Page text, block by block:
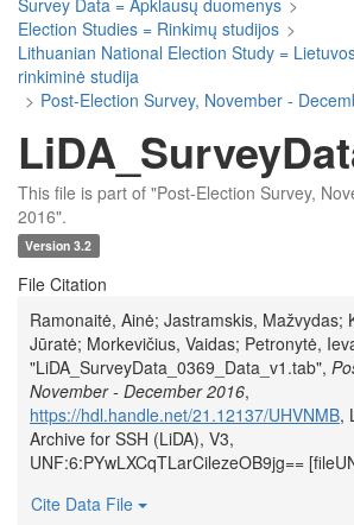
Survey Data = Apklausų duomenys >
Election Studies = Rinkimų studijos >
Lithuanian National Election Study =
rinkiminė studija
> Post-Election Survey, November -
This file is part of "Post-Election Survey,
2016".
Version 3.2
File Citation
Ramonaitė, Ainė; Jastramskis, Mažvydas;
Jūratė; Morkevičius, Vaidas; Petronytė,
"LiDA_SurveyData_0369_Data_v1.tab",
November - December 2016,
https://hdl.handle.net/21.12137/UHVNMB,
Archive for SSH (LiDA), V3,
UNF:6:PYwLXCqTLarCilezeOB9jg==
Cite Data File